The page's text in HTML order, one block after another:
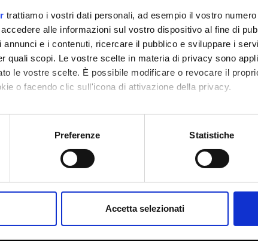
trattiamo i vostri dati personali, ad esempio il vostro
alle informazioni sul vostro dispositivo al fine di
annunci e i contenuti, ricercare il pubblico e sviluppare i
quali scopi. Le vostre scelte in materia di privacy sono
le vostre scelte. È possibile modificare o revocare il
o facendo clic sull'icona di attivazione della privacy.
anche:
sulla tua posizione geografica, con un'approssimazione
in qualsiasi momento dalla Dichiarazione sui cookie.
Preferenze Statistiche
Accetta selezionati